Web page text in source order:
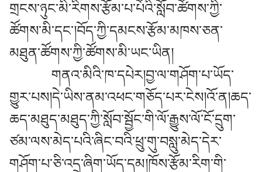
གྲངས་ཉུང་མི་རིགས་རྩོམ་པ་པོའི་སློབ་ཚོགས་ཀྱི་
ཚོགས་མི་དང་།བོད་ཀྱི་དམངས་རྩོམ་མཁས་ཅན་
མཐུན་ཚོགས་ཀྱི་ཚོགས་མི་ཡང་ཡིན།
གནའ་མིའི་ཁ་དཔེར།བྱ་ལ་གཤོག་པ་ཡོད་
གྱུར་པས།དེ་ཡིས་ནམ་འཕང་གཅོད་པར་ངེས།འོ་ན།ཆད་
ཆད་མཐུད་མཐུད་ཀྱི་སློབ་སྦྱོང་གི་ལོ་རྒྱུས་ལོ་ངོ་དྲུག་
ཙམ་ལས་མེད་པའི་ཞིང་བའི་ཕྲུ་གུ་བསླུ་མེད་དེར་
གཤོག་པ་ཅི་འདྲ་ཞིག་ཡོད་དམ།ཁོས་རྩོམ་རིག་གི་